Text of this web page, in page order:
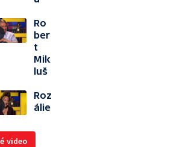
Ro
ber
t
Mik
luš
Roz
álie
video